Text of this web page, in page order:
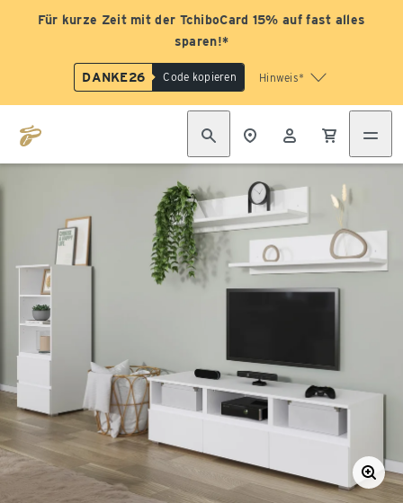
Für kurze Zeit mit der TchiboCard 15% auf fast alles
sparen!*
DANKE26 Code kopieren Hinweis*